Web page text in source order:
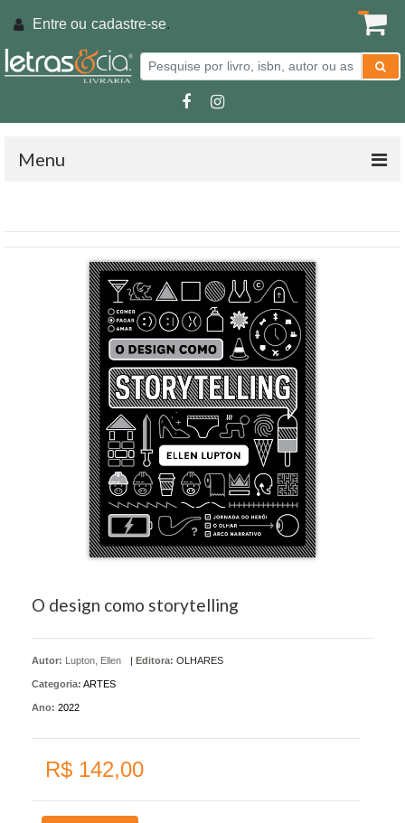
Entre ou cadastre-se.
Menu
O design como storytelling
Autor: Lupton, Ellen | Editora: OLHARES
Categoria: ARTES
Ano: 2022
R$ 142,00